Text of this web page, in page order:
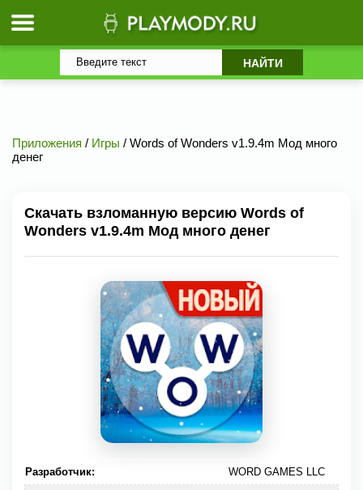
Приложения / Игры / Words of Wonders v1.9.4m Мод много
денег
Скачать взломанную версию Words of
Wonders v1.9.4m Мод много денег
Разработчик: WORD GAMES LLC